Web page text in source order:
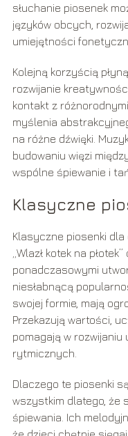
słuchanie piosenek
języków obcych,
umiejętności
Kolejną korzyścią
rozwijanie
kontakt z
myślenia
na różne dźwięki.
budowaniu więzi
wspólne śpiewanie i
Klasyczne
Klasyczne piosenki dla
„Wlazł kotek na
ponadczasowymi
niesłabnącą
swojej formie, mają
Przekazują wartości,
pomagają w
rytmicznych.
Dlaczego te piosenki
wszystkim dlatego, że
śpiewania. Ich